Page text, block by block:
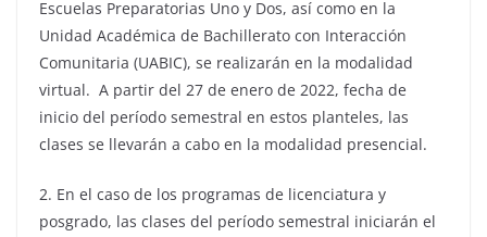
Escuelas Preparatorias Uno y Dos, así como en la
Unidad Académica de Bachillerato con Interacción
Comunitaria (UABIC), se realizarán en la modalidad
virtual. A partir del 27 de enero de 2022, fecha de
inicio del período semestral en estos planteles, las
clases se llevarán a cabo en la modalidad presencial.
2. En el caso de los programas de licenciatura y
posgrado, las clases del período semestral iniciarán el